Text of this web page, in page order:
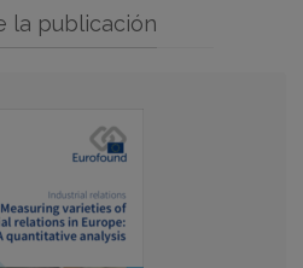
la publicación